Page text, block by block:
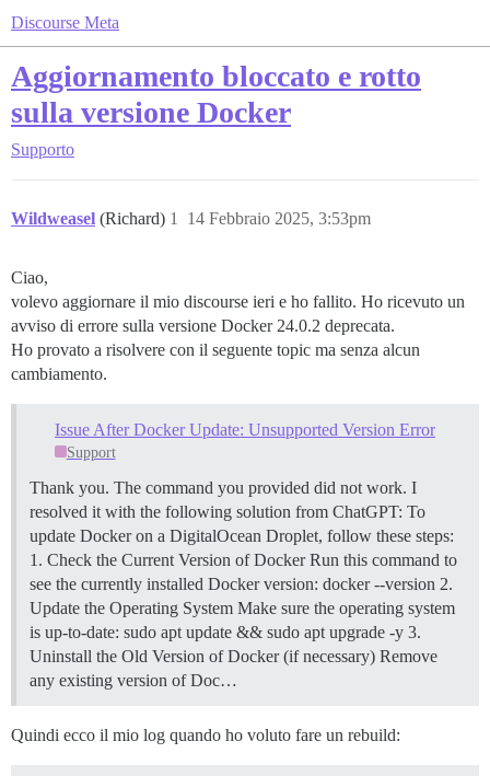
Discourse Meta
Aggiornamento bloccato e rotto
sulla versione Docker
Supporto
Wildweasel (Richard) 14 Febbraio 2025, 3:53pm
1
Ciao,
volevo aggiornare il mio discourse ieri e ho fallito. Ho ricevuto un
avviso di errore sulla versione Docker 24.0.2 deprecata.
Ho provato a risolvere con il seguente topic ma senza alcun
cambiamento.
Issue After Docker Update: Unsupported Version Error
Support
Thank you. The command you provided did not work. I
resolved it with the following solution from ChatGPT: To
update Docker on a DigitalOcean Droplet, follow these steps:
1. Check the Current Version of Docker Run this command to
see the currently installed Docker version: docker --version 2.
Update the Operating System Make sure the operating system
is up-to-date: sudo apt update && sudo apt upgrade -y 3.
Uninstall the Old Version of Docker (if necessary) Remove
any existing version of Doc…
Quindi ecco il mio log quando ho voluto fare un rebuild: